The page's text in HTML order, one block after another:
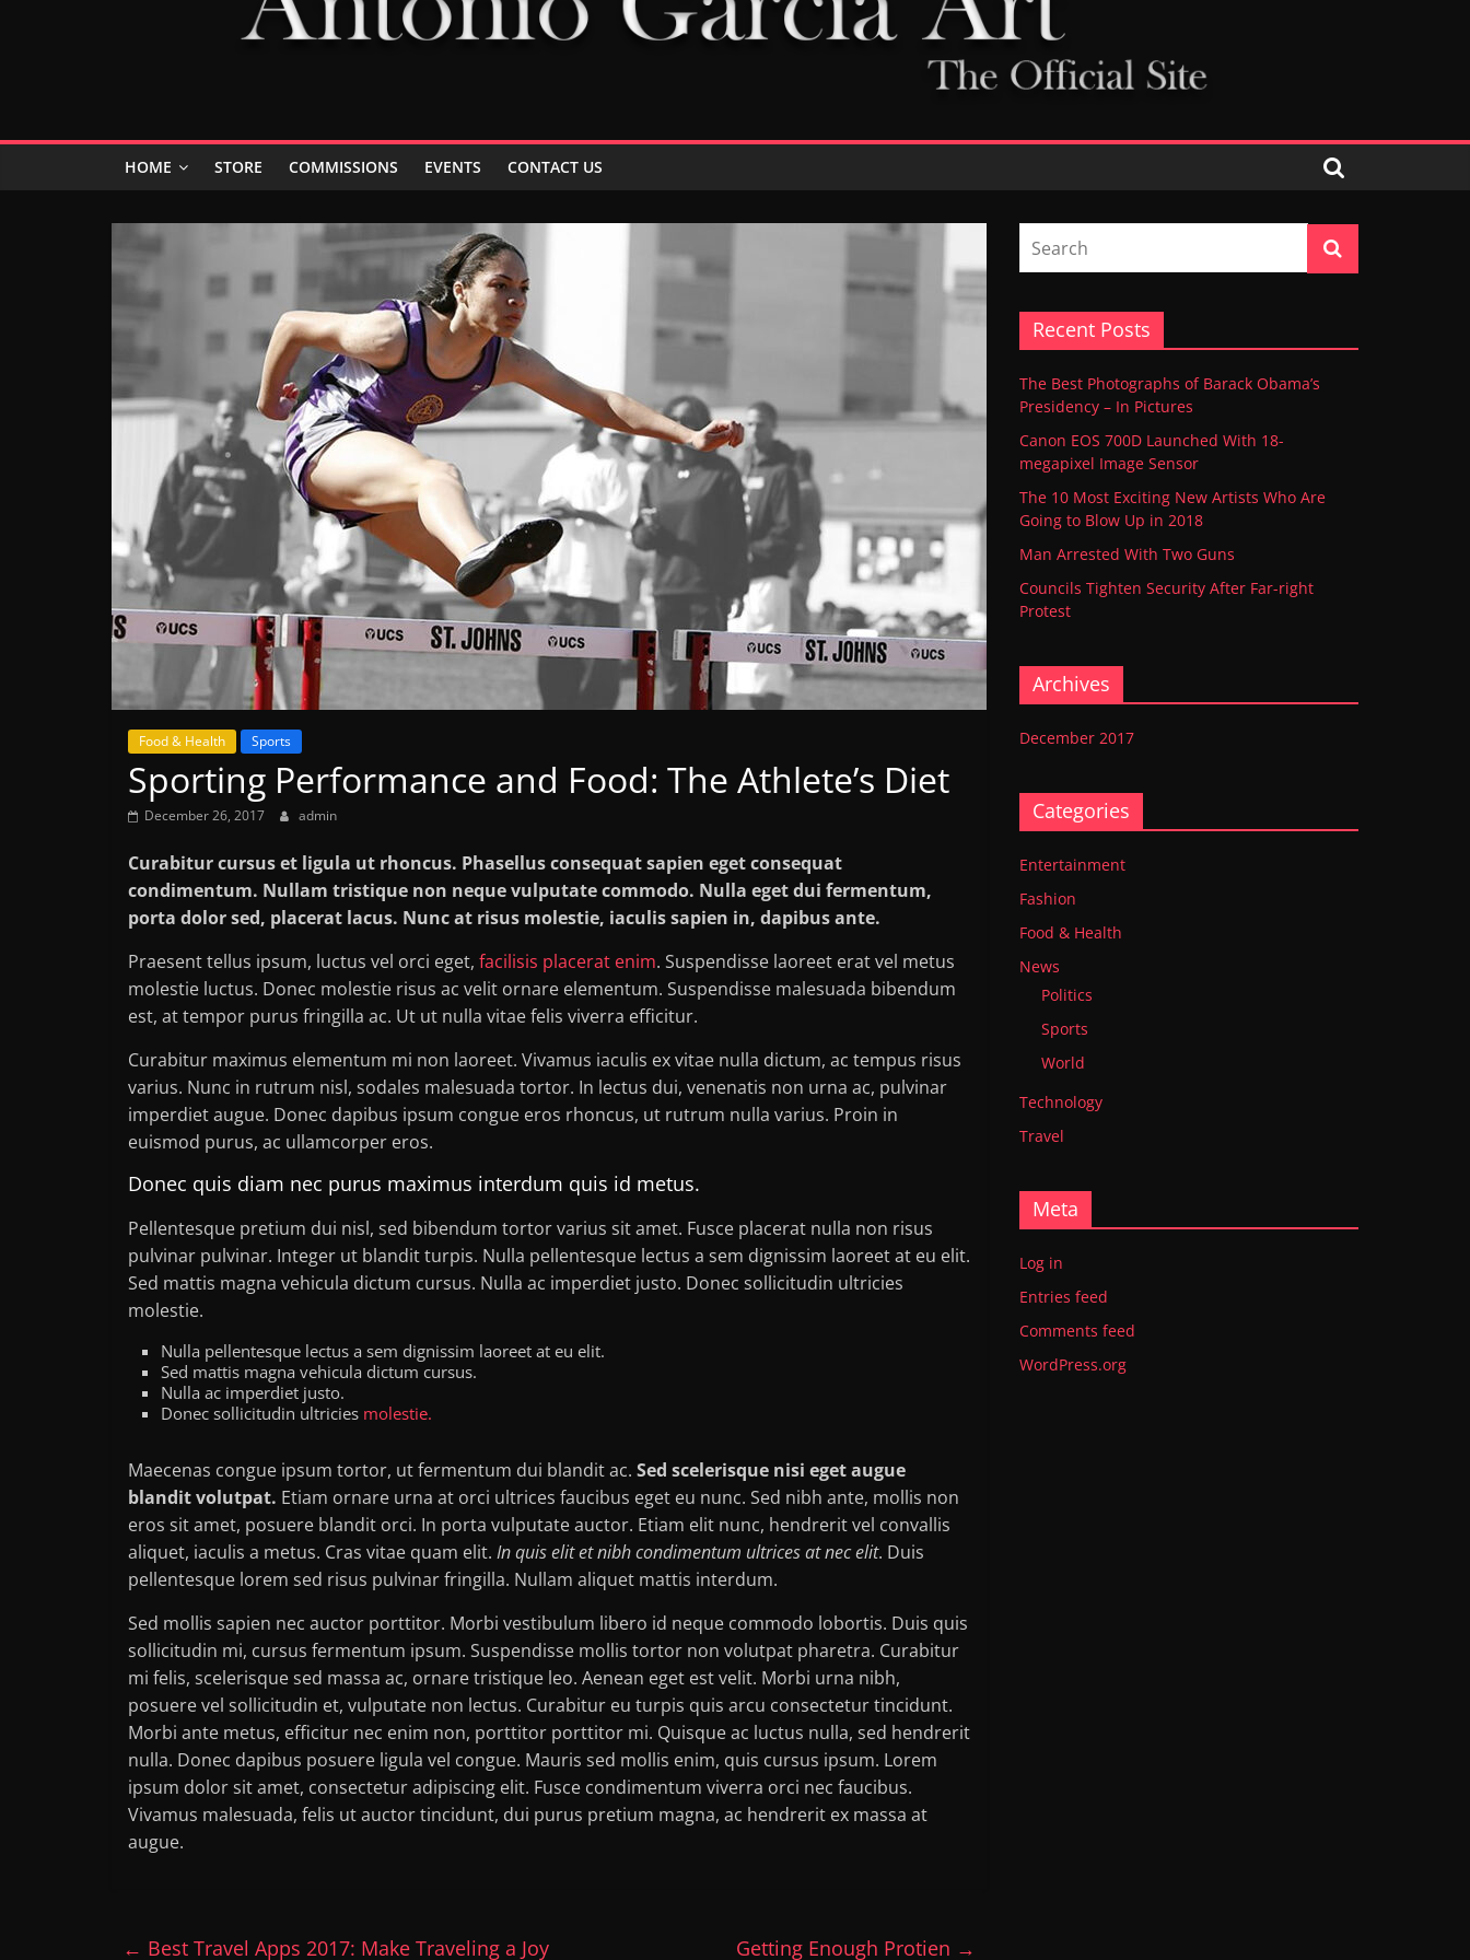
HOME STORE COMMISSIONS EVENTS CONTACT US
Food & Health Sports
Sporting Performance and Food: The Athlete’s Diet
December 26, 2017 admin
Curabitur cursus et ligula ut rhoncus. Phasellus consequat sapien eget consequat
condimentum. Nullam tristique non neque vulputate commodo. Nulla eget dui fermentum,
porta dolor sed, placerat lacus. Nunc at risus molestie, iaculis sapien in, dapibus ante.
Praesent tellus ipsum, luctus vel orci eget, facilisis placerat enim. Suspendisse laoreet erat vel metus
molestie luctus. Donec molestie risus ac velit ornare elementum. Suspendisse malesuada bibendum
est, at tempor purus fringilla ac. Ut ut nulla vitae felis viverra efficitur.
Curabitur maximus elementum mi non laoreet. Vivamus iaculis ex vitae nulla dictum, ac tempus risus
varius. Nunc in rutrum nisl, sodales malesuada tortor. In lectus dui, venenatis non urna ac, pulvinar
imperdiet augue. Donec dapibus ipsum congue eros rhoncus, ut rutrum nulla varius. Proin in
euismod purus, ac ullamcorper eros.
Donec quis diam nec purus maximus interdum quis id metus.
Pellentesque pretium dui nisl, sed bibendum tortor varius sit amet. Fusce placerat nulla non risus
pulvinar pulvinar. Integer ut blandit turpis. Nulla pellentesque lectus a sem dignissim laoreet at eu elit.
Sed mattis magna vehicula dictum cursus. Nulla ac imperdiet justo. Donec sollicitudin ultricies
molestie.
Nulla pellentesque lectus a sem dignissim laoreet at eu elit.
Sed mattis magna vehicula dictum cursus.
Nulla ac imperdiet justo.
Donec sollicitudin ultricies molestie.
Maecenas congue ipsum tortor, ut fermentum dui blandit ac. Sed scelerisque nisi eget augue
blandit volutpat. Etiam ornare urna at orci ultrices faucibus eget eu nunc. Sed nibh ante, mollis non
eros sit amet, posuere blandit orci. In porta vulputate auctor. Etiam elit nunc, hendrerit vel convallis
aliquet, iaculis a metus. Cras vitae quam elit. In quis elit et nibh condimentum ultrices at nec elit. Duis
pellentesque lorem sed risus pulvinar fringilla. Nullam aliquet mattis interdum.
Sed mollis sapien nec auctor porttitor. Morbi vestibulum libero id neque commodo lobortis. Duis quis
sollicitudin mi, cursus fermentum ipsum. Suspendisse mollis tortor non volutpat pharetra. Curabitur
mi felis, scelerisque sed massa ac, ornare tristique leo. Aenean eget est velit. Morbi urna nibh,
posuere vel sollicitudin et, vulputate non lectus. Curabitur eu turpis quis arcu consectetur tincidunt.
Morbi ante metus, efficitur nec enim non, porttitor porttitor mi. Quisque ac luctus nulla, sed hendrerit
nulla. Donec dapibus posuere ligula vel congue. Mauris sed mollis enim, quis cursus ipsum. Lorem
ipsum dolor sit amet, consectetur adipiscing elit. Fusce condimentum viverra orci nec faucibus.
Vivamus malesuada, felis ut auctor tincidunt, dui purus pretium magna, ac hendrerit ex massa at
augue.
← Best Travel Apps 2017: Make Traveling a Joy Getting Enough Protien →
Recent Posts
The Best Photographs of Barack Obama’s
Presidency – In Pictures
Canon EOS 700D Launched With 18-
megapixel Image Sensor
The 10 Most Exciting New Artists Who Are
Going to Blow Up in 2018
Man Arrested With Two Guns
Councils Tighten Security After Far-right
Protest
Archives
December 2017
Categories
Entertainment
Fashion
Food & Health
News
Politics
Sports
World
Technology
Travel
Meta
Log in
Entries feed
Comments feed
WordPress.org